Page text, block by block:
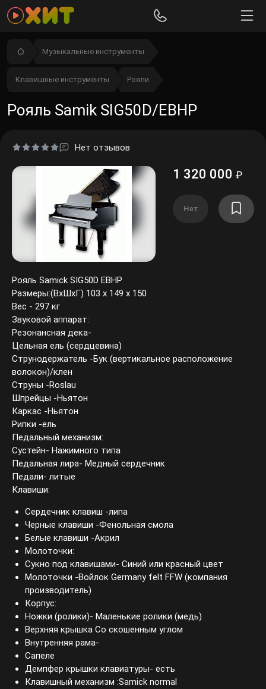
Музыкальные инструменты
Клавишные инструменты Рояли
Рояль Samik SIG50D/EBHP
Нет отзывов
1 320 000 ₽
Нет
Рояль Samick SIG50D EBHP
Размеры:(ВхШхГ) 103 х 149 х 150
Вес - 297 кг
Звуковой аппарат:
Резонансная дека-
Цельная ель (сердцевина)
Струнодержатель -Бук (вертикальное расположение
волокон)/клен
Струны -Roslau
Шпрейцы -Ньятон
Каркас -Ньятон
Рипки -ель
Педальный механизм:
Сустейн- Нажимного типа
Педальная лира- Медный сердечник
Педали- литые
Клавиши:
Сердечник клавиш -липа
Черные клавиши -Фенольная смола
Белые клавиши -Акрил
Молоточки:
Сукно под клавишами- Синий или красный цвет
Молоточки -Войлок Germany felt FFW (компания
производитель)
Корпус:
Ножки (ролики)- Маленькие ролики (медь)
Верхняя крышка Со скошенным углом
Внутренняя рама-
Сапеле
Демпфер крышки клавиатуры- есть
Клавишный механизм :Samick normal